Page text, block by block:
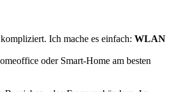
Ich mache es einfach: WLAN
oder Smart-Home am besten